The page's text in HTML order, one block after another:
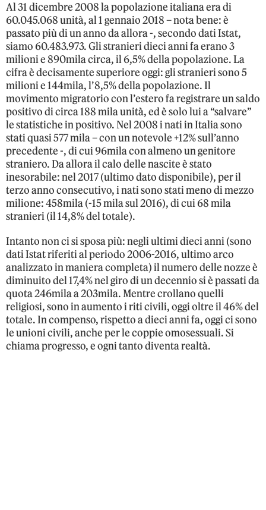
Al 31 dicembre 2008 la popolazione italiana era di
60.045.068 unità, al 1 gennaio 2018 – nota bene: è
passato più di un anno da allora -, secondo dati Istat,
siamo 60.483.973. Gli stranieri dieci anni fa erano 3
milioni e 890mila circa, il 6,5% della popolazione. La
cifra è decisamente superiore oggi: gli stranieri sono 5
milioni e 144mila, l’8,5% della popolazione. Il
movimento migratorio con l’estero fa registrare un saldo
positivo di circa 188 mila unità, ed è solo lui a “salvare”
le statistiche in positivo. Nel 2008 i nati in Italia sono
stati quasi 577 mila – con un notevole +12% sull’anno
precedente -, di cui 96mila con almeno un genitore
straniero. Da allora il calo delle nascite è stato
inesorabile: nel 2017 (ultimo dato disponibile), per il
terzo anno consecutivo, i nati sono stati meno di mezzo
milione: 458mila (-15 mila sul 2016), di cui 68 mila
stranieri (il 14,8% del totale).
Intanto non ci si sposa più: negli ultimi dieci anni (sono
dati Istat riferiti al periodo 2006-2016, ultimo arco
analizzato in maniera completa) il numero delle nozze è
diminuito del 17,4% nel giro di un decennio si è passati da
quota 246mila a 203mila. Mentre crollano quelli
religiosi, sono in aumento i riti civili, oggi oltre il 46% del
totale. In compenso, rispetto a dieci anni fa, oggi ci sono
le unioni civili, anche per le coppie omosessuali. Si
chiama progresso, e ogni tanto diventa realtà.